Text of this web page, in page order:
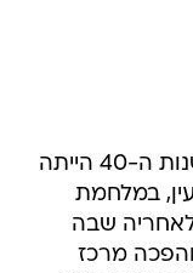
משטרת נהלל הוקמה ב- 1936. בשנות ה-40 הייתה
במלחמת
שבה
מרכז